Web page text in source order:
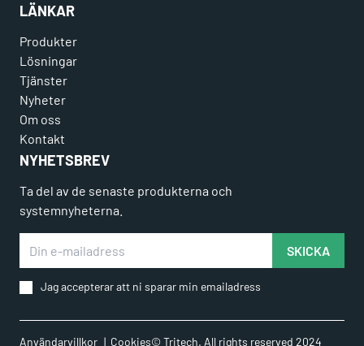
LÄNKAR
Produkter
Lösningar
Tjänster
Nyheter
Om oss
Kontakt
NYHETSBREV
Ta del av de senaste produkterna och
systemnyheterna.
SKICKA
Jag accepterar att ni sparar min emailadress
Användarvillkor Cookies© Tritech. All rights reserved 2024